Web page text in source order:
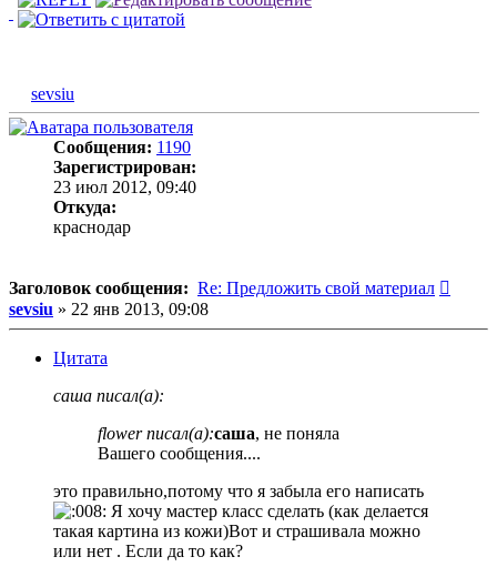
sevsiu
Сообщения: 1190
Зарегистрирован:
23 июл 2012, 09:40
Откуда:
краснодар
Заголовок сообщения: Re: Предложить свой материал
sevsiu » 22 янв 2013, 09:08
Цитата
саша писал(а):
flower писал(а):саша, не поняла
Вашего сообщения....
это правильно,потому что я забыла его написать
Я хочу мастер класс сделать (как делается
такая картина из кожи)Вот и страшивала можно
или нет . Если да то как?